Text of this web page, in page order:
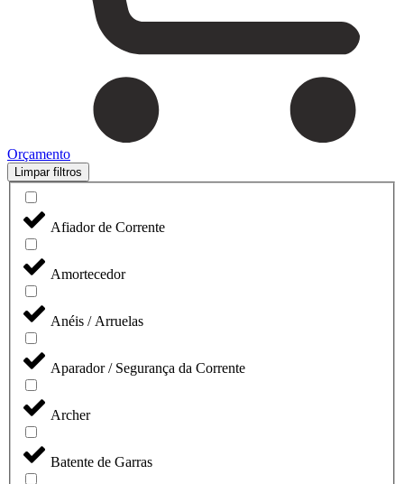
Orçamento
Limpar filtros
Afiador de Corrente
Amortecedor
Anéis / Arruelas
Aparador / Segurança da Corrente
Archer
Batente de Garras